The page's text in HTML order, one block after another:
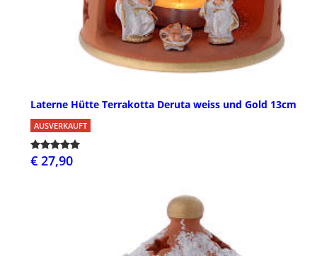
Laterne Hütte Terrakotta Deruta weiss und Gold 13cm
AUSVERKAUFT
€ 27,90